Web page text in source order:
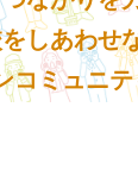
しあわせ
コミュニ